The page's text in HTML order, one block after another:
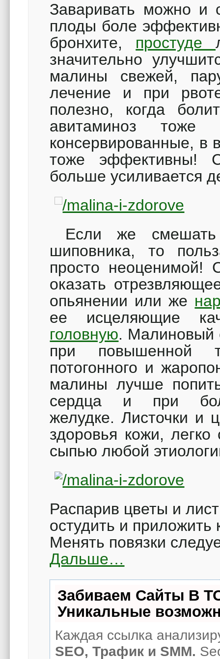
Заваривать можно и
плоды боле
бронхите, простуде
значительно
малины свежей,
лечение и при
полезно, когда
авитаминоз тоже
консервированные, в
тоже эффективны!
больше усиливается
Если же
шиповника, то
просто неоценимой!
оказать
опьянении или же
ее исцеляющие
головную. Малиновый
при повышенной
потогонного и
малины лучше
сердца и при
желудке. Листочки и
здоровья кожи,
сыпью любой
Распарив цветы и
остудить и
Менять повязки
Дальше…
Забиваем Сайты В
Уникальные
Каждая ссылка
SEO, Трафик и SMM.